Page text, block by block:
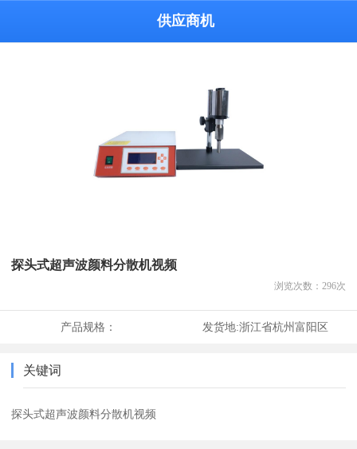
供应商机
探头式超声波颜料分散机视频
浏览次数： 296次
产品规格： 发货地:浙江省杭州富阳区
关键词
探头式超声波颜料分散机视频